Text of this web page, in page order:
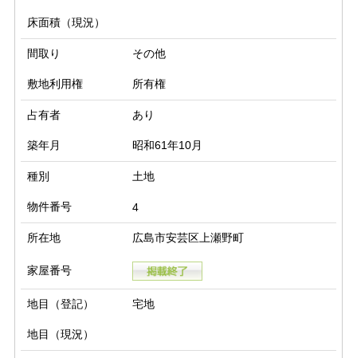
床面積（現況）
間取り その他
敷地利用権 所有権
占有者 あり
築年月 昭和61年10月
種別 土地
物件番号 4
所在地 広島市安芸区上瀬野町
家屋番号
地目（登記） 宅地
地目（現況）